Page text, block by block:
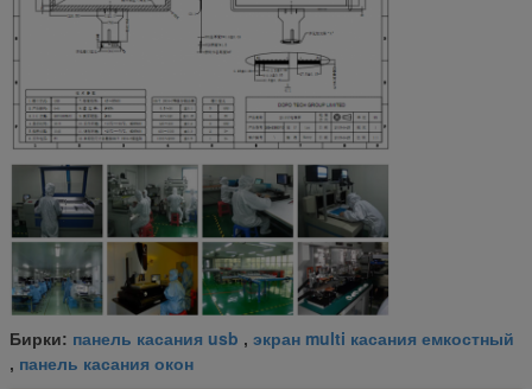
Бирки: панель касания usb , экран multi касания емкостный
, панель касания окон